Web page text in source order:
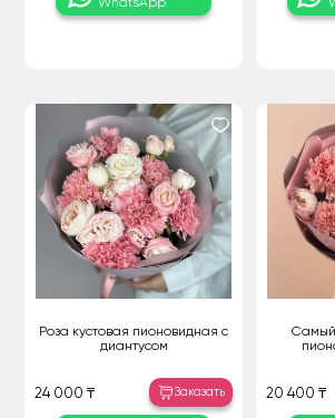
WhatsApp
Роза кустовая пионовидная с
диантусом
24 000 ₸ Заказать
Самый
20 400 ₸